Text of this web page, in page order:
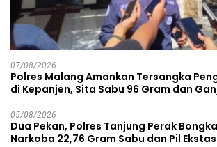
07/08/2026
Polres Malang Amankan Tersangka
di Kepanjen, Sita Sabu 96 Gram dan
05/08/2026
Dua Pekan, Polres Tanjung Perak
Narkoba 22,76 Gram Sabu dan Pil